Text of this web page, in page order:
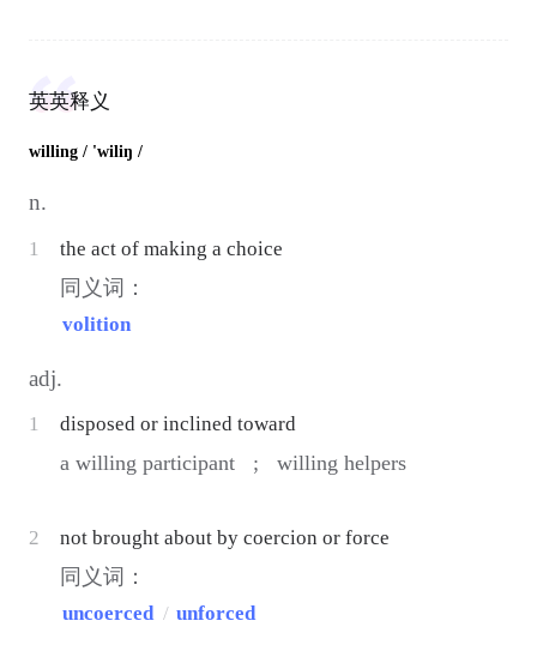
英英释义
willing / 'wiliŋ /
n.
1 the act of making a choice
同义词：
volition
adj.
1 disposed or inclined toward
a willing participant ; willing helpers
2 not brought about by coercion or force
同义词：
uncoerced / unforced